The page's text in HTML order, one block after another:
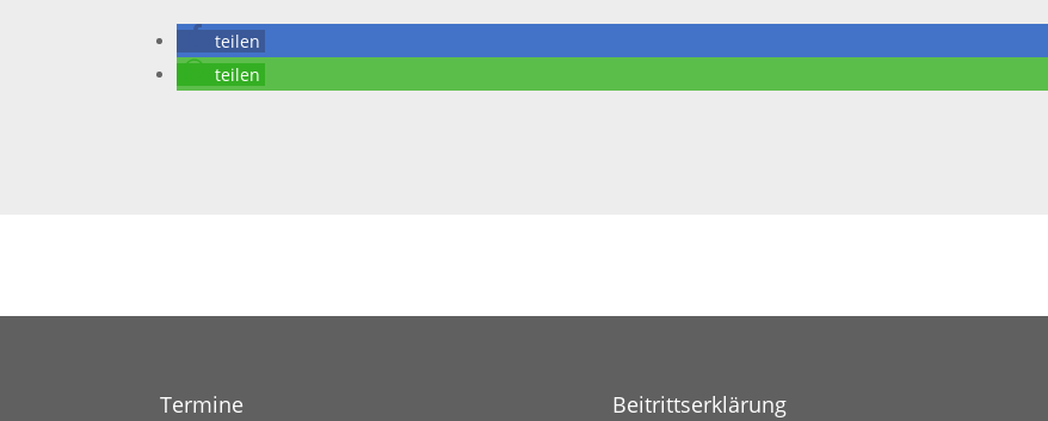
teilen
teilen
Termine Beitrittserklärung